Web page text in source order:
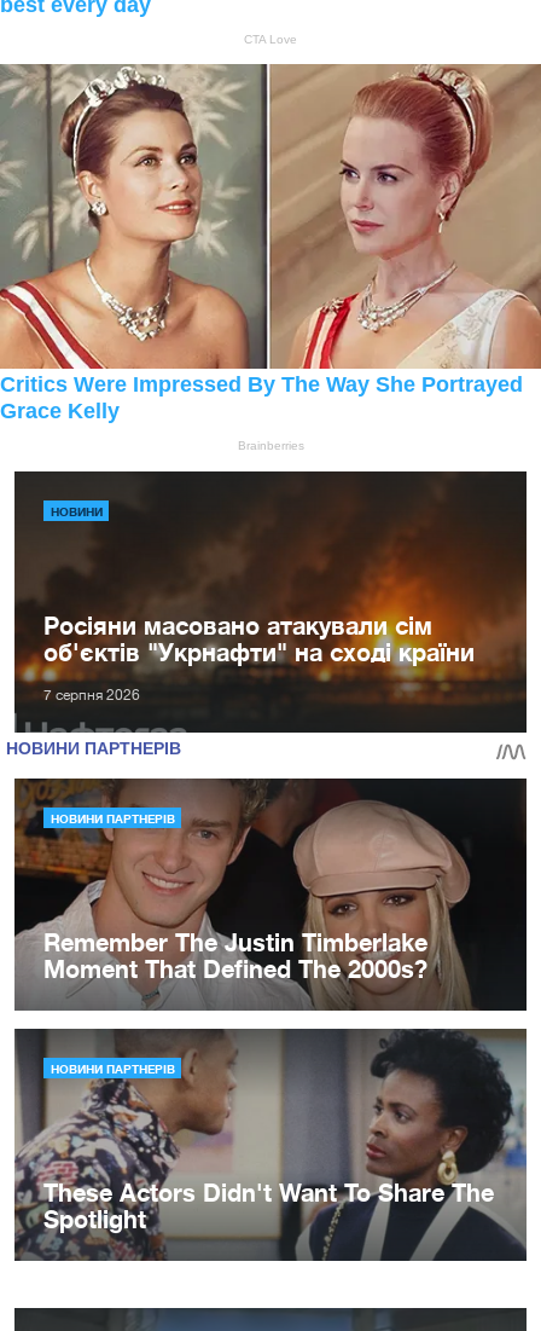
НОВИНИ
Росіяни масовано атакували сім
об'єктів "Укрнафти" на сході країни
7 серпня 2026